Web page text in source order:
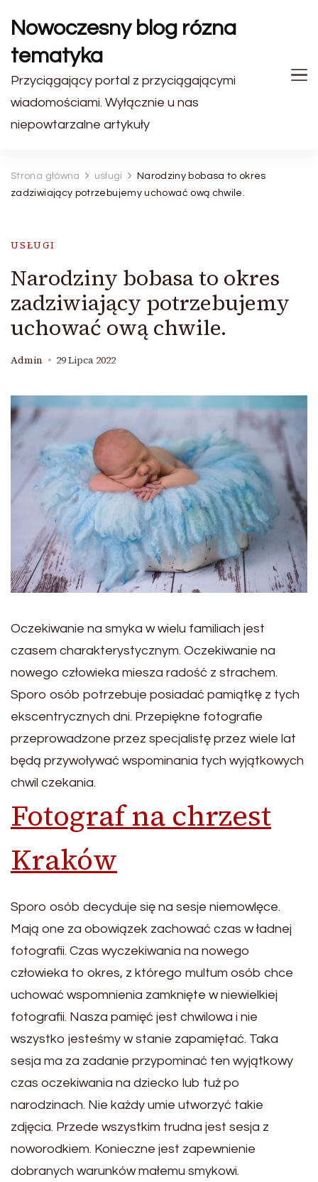
Nowoczesny blog rózna
tematyka
Przyciągający portal z przyciągającymi
wiadomościami. Wyłącznie u nas
niepowtarzalne artykuły
Strona główna usługi
Narodziny bobasa to okres
zadziwiający potrzebujemy uchować ową chwile.
USŁUGI
Narodziny bobasa to okres
zadziwiający potrzebujemy
uchować ową chwile.
Admin 29 Lipca 2022
Oczekiwanie na smyka w wielu familiach jest
czasem charakterystycznym. Oczekiwanie na
nowego człowieka miesza radość z strachem.
Sporo osób potrzebuje posiadać pamiątkę z tych
ekscentrycznych dni. Przepiękne fotografie
przeprowadzone przez specjalistę przez wiele lat
będą przywoływać wspominania tych wyjątkowych
chwil czekania.
Fotograf na chrzest
Kraków
Sporo osób decyduje się na sesje niemowlęce.
Mają one za obowiązek zachować czas w ładnej
fotografii. Czas wyczekiwania na nowego
człowieka to okres, z którego multum osób chce
uchować wspomnienia zamknięte w niewielkiej
fotografii. Nasza pamięć jest chwilowa i nie
wszystko jesteśmy w stanie zapamiętać. Taka
sesja ma za zadanie przypominać ten wyjątkowy
czas oczekiwania na dziecko lub tuż po
narodzinach. Nie każdy umie utworzyć takie
zdjęcia. Przede wszystkim trudna jest sesja z
noworodkiem. Konieczne jest zapewnienie
dobranych warunków małemu smykowi.